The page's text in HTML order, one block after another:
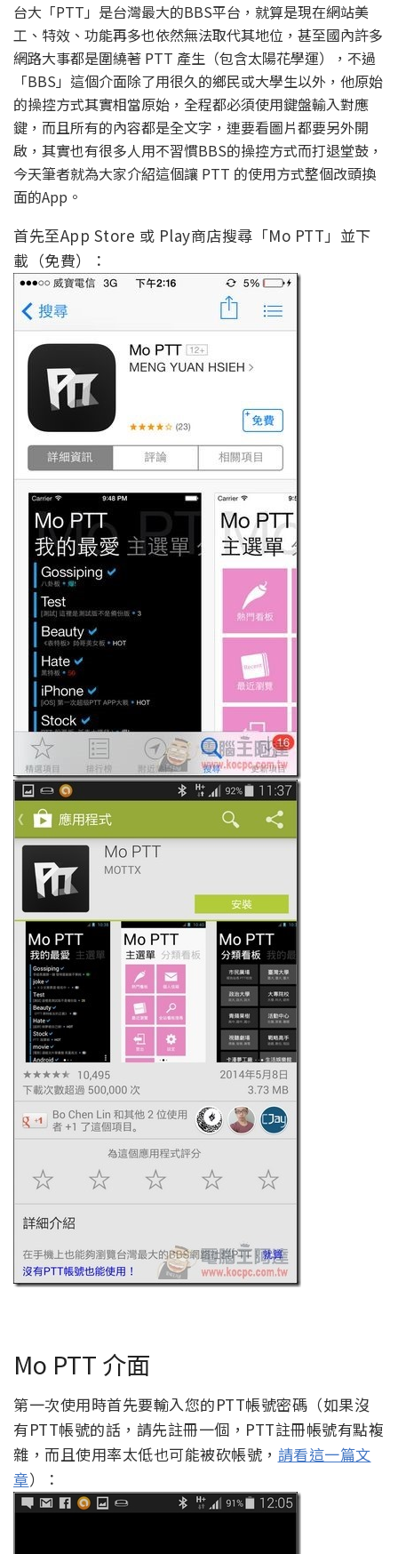
台大「PTT」是台灣最大的BBS平台，就算是現在網站美
工、特效、功能再多也依然無法取代其地位，甚至國內許多
網路大事都是圍繞著 PTT 產生（包含太陽花學運），不過
「BBS」這個介面除了用很久的鄉民或大學生以外，他原始
的操控方式其實相當原始，全程都必須使用鍵盤輸入對應
鍵，而且所有的內容都是全文字，連要看圖片都要另外開
啟，其實也有很多人用不習慣BBS的操控方式而打退堂鼓，
今天筆者就為大家介紹這個讓 PTT 的使用方式整個改頭換
面的App。
首先至App Store 或 Play商店搜尋「Mo PTT」並下
載（免費）：
Mo PTT 介面
第一次使用時首先要輸入您的PTT帳號密碼（如果沒
有PTT帳號的話，請先註冊一個，PTT註冊帳號有點複
雜，而且使用率太低也可能被砍帳號， 請看這一篇文
章）：